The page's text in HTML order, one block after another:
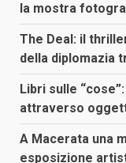
la mostra
The Deal: il
della diplomazia
Libri sulle
attraverso
A Macerata una
esposizione